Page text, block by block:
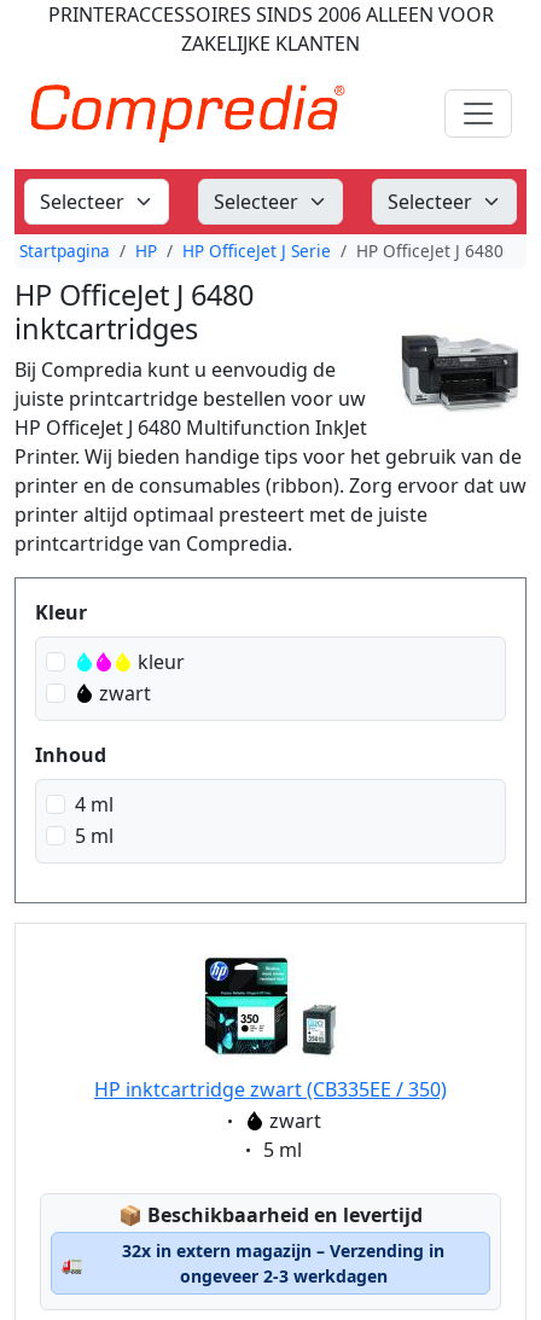
PRINTERACCESSOIRES SINDS 2006ALLEEN VOOR
ZAKELIJKE KLANTEN
Startpagina HP HP OfficeJet J Serie HP OfficeJet J 6480
HP OfficeJet J 6480
inktcartridges
Bij Compredia kunt u eenvoudig de
juiste printcartridge bestellen voor uw
HP OfficeJet J 6480 Multifunction InkJet
Printer. Wij bieden handige tips voor het gebruik van de
printer en de consumables (ribbon). Zorg ervoor dat uw
printer altijd optimaal presteert met de juiste
printcartridge van Compredia.
Produktfilter
Kleur
kleur
zwart
Inhoud
4 ml
5 ml
HP inktcartridge zwart (CB335EE / 350)
Eigenschaft:
zwart
Eigenschaft:
5 ml
📦 Lagerstatus:
Beschikbaarheid en levertijd
🚛
32x in extern magazijn – Verzending in
ongeveer 2-3 werkdagen